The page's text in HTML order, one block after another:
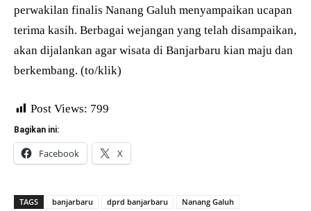
perwakilan finalis Nanang Galuh menyampaikan ucapan
terima kasih. Berbagai wejangan yang telah disampaikan,
akan dijalankan agar wisata di Banjarbaru kian maju dan
berkembang. (to/klik)
Post Views: 799
Bagikan ini:
Facebook X
TAGS banjarbaru dprd banjarbaru Nanang Galuh